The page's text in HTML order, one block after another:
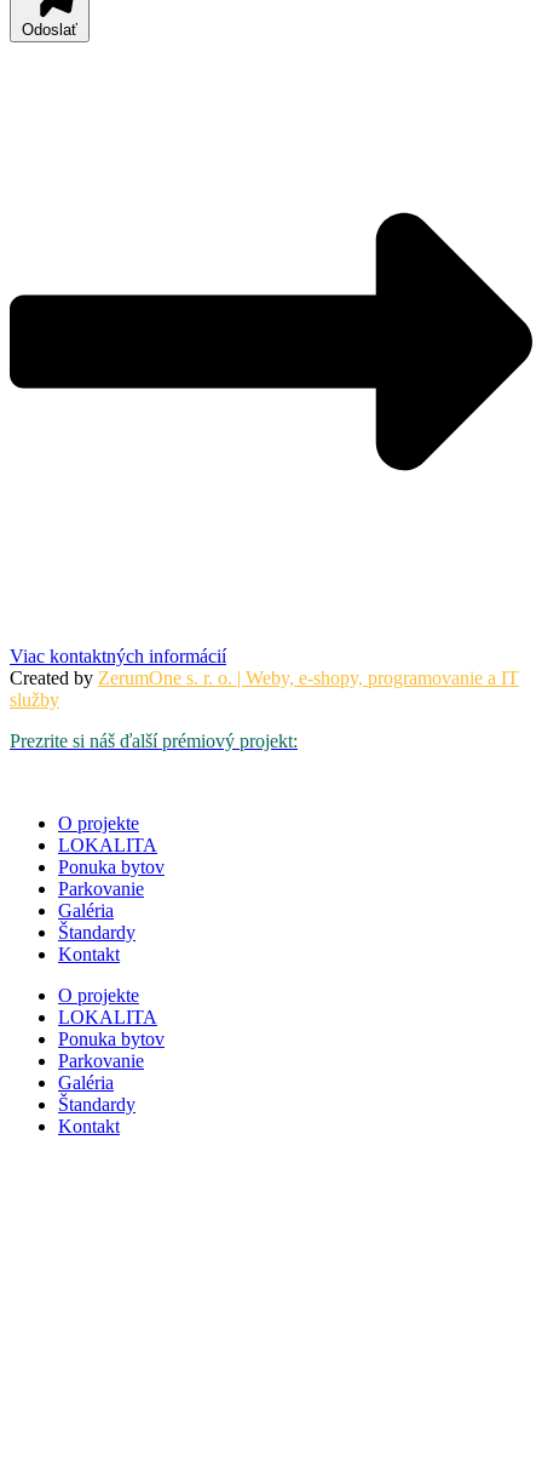
Odoslať
Viac kontaktných informácií
Created by ZerumOne s. r. o. | Weby, e-shopy, programovanie a IT
služby
Prezrite si náš ďalší prémiový projekt:
O projekte
LOKALITA
Ponuka bytov
Parkovanie
Galéria
Štandardy
Kontakt
O projekte
LOKALITA
Ponuka bytov
Parkovanie
Galéria
Štandardy
Kontakt